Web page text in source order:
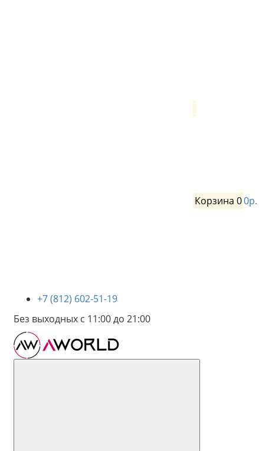
Корзина 00р.
+7 (812) 602-51-19
Без выходных с 11:00 до 21:00